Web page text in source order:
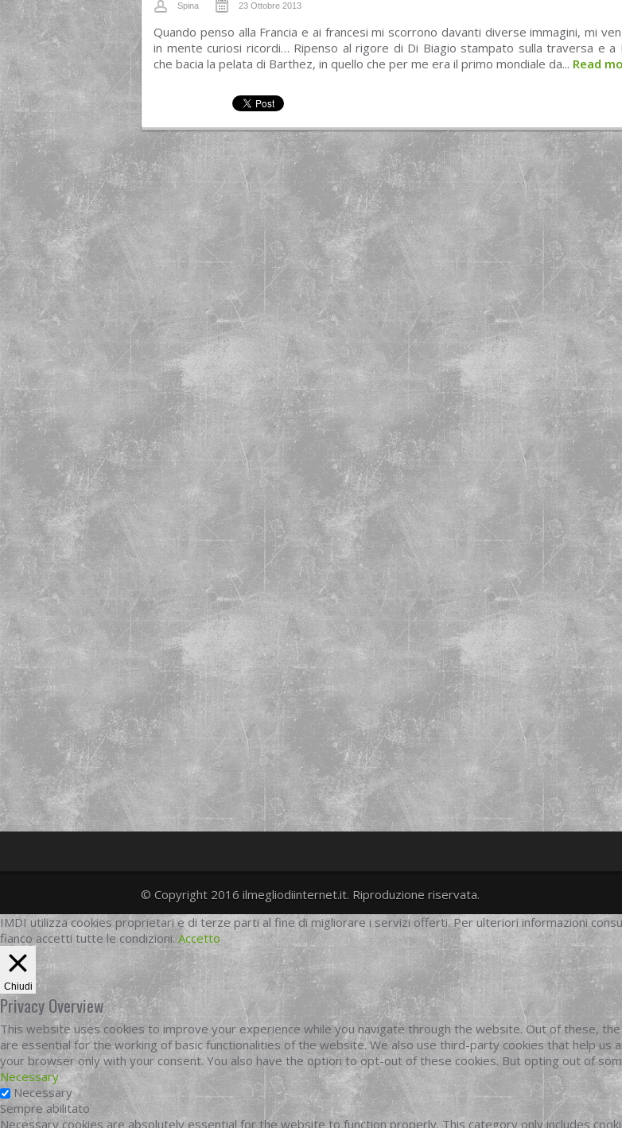
Spina 23 Ottobre 2013
Quando penso alla Francia e ai francesi mi scorrono davanti diverse immagini, mi
in mente curiosi ricordi… Ripenso al rigore di Di Biagio stampato sulla traversa e a
che bacia la pelata di Barthez, in quello che per me era il primo mondiale da... Read
twittergoogleplus
facebook
© Copyright 2016 ilmegliodiinternet.it. Riproduzione riservata.
IMDI utilizza cookies proprietari e di terze parti al fine di migliorare i servizi offerti. Per ulteriori informazioni
fianco accetti tutte le condizioni. Accetto
Chiudi
Privacy Overview
This website uses cookies to improve your experience while you navigate through the website. Out of these,
are essential for the working of basic functionalities of the website. We also use third-party cookies that help
your browser only with your consent. You also have the option to opt-out of these cookies. But opting out of
Necessary
Necessary
Sempre abilitato
Necessary cookies are absolutely essential for the website to function properly. This category only includes